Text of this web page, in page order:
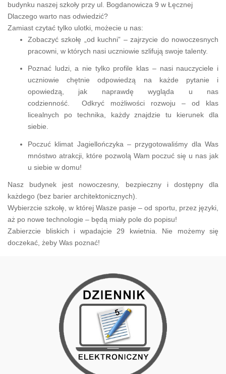
budynku naszej szkoły przy ul. Bogdanowicza 9 w Łęcznej
Dlaczego warto nas odwiedzić?
Zamiast czytać tylko ulotki, możecie u nas:
Zobaczyć szkołę „od kuchni” – zajrzycie do nowoczesnych
pracowni, w których nasi uczniowie szlifują swoje talenty.
Poznać ludzi, a nie tylko profile klas – nasi nauczyciele i
uczniowie chętnie odpowiedzą na każde pytanie i
opowiedzą, jak naprawdę wygląda u nas
codzienność. Odkryć możliwości rozwoju – od klas
licealnych po technika, każdy znajdzie tu kierunek dla
siebie.
Poczuć klimat Jagiellończyka – przygotowaliśmy dla Was
mnóstwo atrakcji, które pozwolą Wam poczuć się u nas jak
u siebie w domu!
Nasz budynek jest nowoczesny, bezpieczny i dostępny dla
każdego (bez barier architektonicznych).
Wybierzcie szkołę, w której Wasze pasje – od sportu, przez języki,
aż po nowe technologie – będą miały pole do popisu!
Zabierzcie bliskich i wpadajcie 29 kwietnia. Nie możemy się
doczekać, żeby Was poznać!